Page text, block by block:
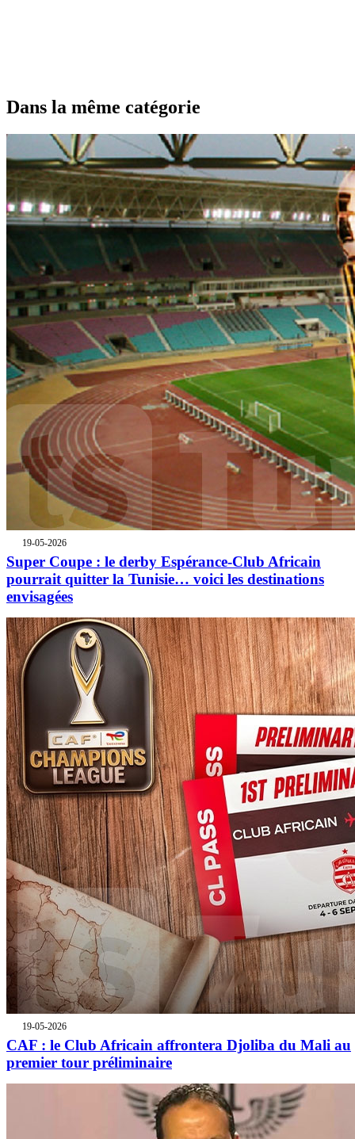
Dans la même catégorie
19-05-2026
Super Coupe : le derby Espérance-Club Africain
pourrait quitter la Tunisie… voici les destinations
envisagées
19-05-2026
CAF : le Club Africain affrontera Djoliba du Mali au
premier tour préliminaire